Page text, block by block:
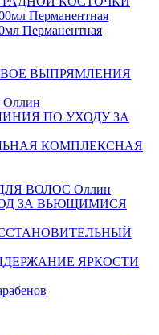
Перманентная
Перманентная
ВЫПРЯМЛЕНИЯ
Оллин
ПО УХОДУ ЗА
КОМПЛЕКСНАЯ
ВОЛОС Оллин
ЗА ВЬЮЩИМИСЯ
ЯРКОСТИ